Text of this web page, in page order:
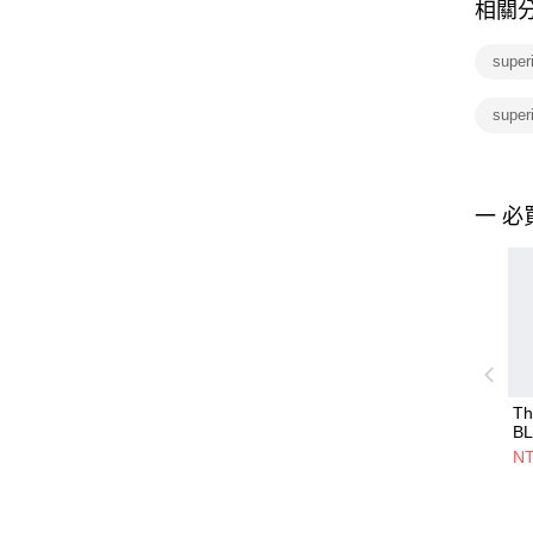
相關
一 必